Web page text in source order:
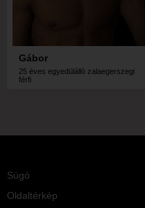
Gábor
25 éves egyedülálló zalaegerszegi
férfi
Súgó
Oldaltérkép